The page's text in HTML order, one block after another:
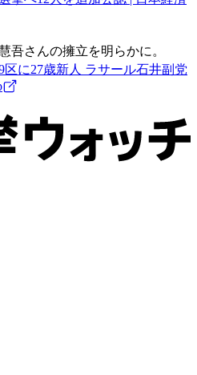
吾さんの擁立を明らかに。
区に27歳新人 ラサール石井副党